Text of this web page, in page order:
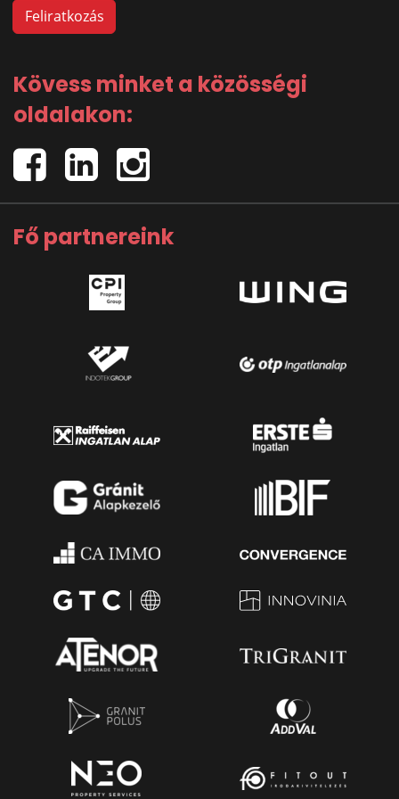
Kövess minket a közösségi
oldalakon:
Fő partnereink